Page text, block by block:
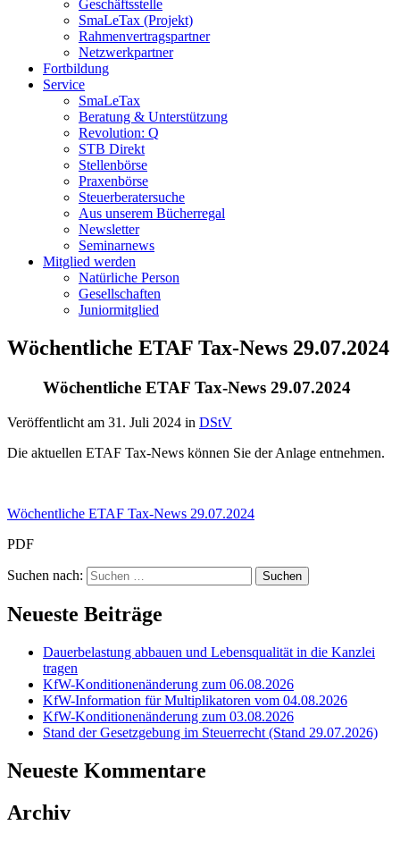
Geschäftsstelle
SmaLeTax (Projekt)
Rahmenvertragspartner
Netzwerkpartner
Fortbildung
Service
SmaLeTax
Beratung & Unterstützung
Revolution: Q
STB Direkt
Stellenbörse
Praxenbörse
Steuerberatersuche
Aus unserem Bücherregal
Newsletter
Seminarnews
Mitglied werden
Natürliche Person
Gesellschaften
Juniormitglied
Wöchentliche ETAF Tax-News 29.07.2024
Wöchentliche ETAF Tax-News 29.07.2024
Veröffentlicht am 31. Juli 2024 in DStV
Die aktuellen ETAF Tax-News können Sie der Anlage entnehmen.
Wöchentliche ETAF Tax-News 29.07.2024
PDF
Suchen nach:
Neueste Beiträge
Dauerbelastung abbauen und Lebensqualität in die Kanzlei
tragen
KfW-Konditionenänderung zum 06.08.2026
KfW-Information für Multiplikatoren vom 04.08.2026
KfW-Konditionenänderung zum 03.08.2026
Stand der Gesetzgebung im Steuerrecht (Stand 29.07.2026)
Neueste Kommentare
Archiv